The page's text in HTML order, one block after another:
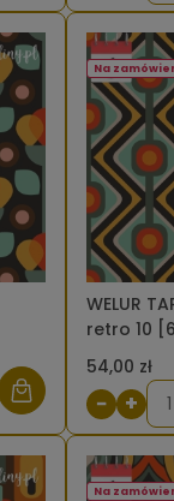
WELUR
retro 10 [6]
54,00 zł
Na
− +
Na